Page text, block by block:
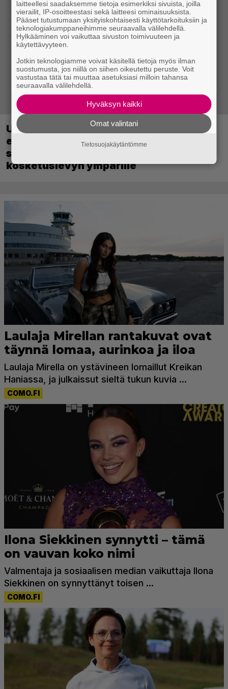
Uutta PS5-pulmahyppelyä kuvaillaan
ensimmäiseksi peliksi, joka on
suunniteltu täysin DualSense-ohjaimen
kosketuslevyn ympärille
laitteellesi saadaksemme tietoja esimerkiksi sivuista, joilla
vierailit, IP-osoitteestasi sekä laitteesi ominaisuuksista.
Pääset tutustumaan yksityiskohtaisesti käyttötarkoituksiin ja
teknologiakumppaneihimme seuraavalla välilehdellä.
Hylkääminen voi vaikuttaa sivuston toimivuuteen ja
käytettävyyteen.
Jotkin teknologiamme voivat käsitellä tietoja myös ilman
suostumusta, jos niillä on siihen oikeutettu peruste. Voit
vastustaa tätä tai muuttaa asetuksiasi milloin tahansa
seuraavalla välilehdellä.
Hyväksyn kaikki
Omat valintani
Tietosuojakäytäntömme